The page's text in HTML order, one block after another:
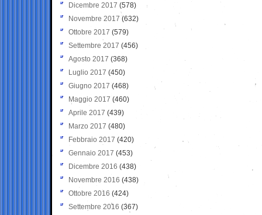
Dicembre 2017 (578)
Novembre 2017 (632)
Ottobre 2017 (579)
Settembre 2017 (456)
Agosto 2017 (368)
Luglio 2017 (450)
Giugno 2017 (468)
Maggio 2017 (460)
Aprile 2017 (439)
Marzo 2017 (480)
Febbraio 2017 (420)
Gennaio 2017 (453)
Dicembre 2016 (438)
Novembre 2016 (438)
Ottobre 2016 (424)
Settembre 2016 (367)